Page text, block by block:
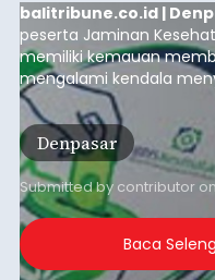
balitribune.co.id |
peserta Jaminan
memiliki kemauan
mengalami kendala
penuh saat jatuh tempo
Kondisi ini terutama
segmen Pekerja Bukan
yang memiliki
Denpasar
Submitted by contributor on
Baca